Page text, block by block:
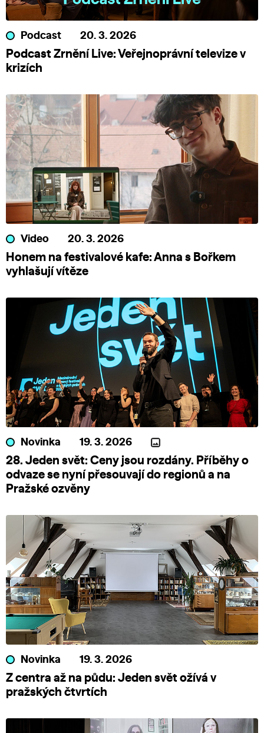
Podcast 20. 3. 2026
Podcast Zrnění Live: Veřejnoprávní televize v
krizích
Video 20. 3. 2026
Honem na festivalové kafe: Anna s Bořkem
vyhlašují vítěze
Novinka 19. 3. 2026
28. Jeden svět: Ceny jsou rozdány. Příběhy o
odvaze se nyní přesouvají do regionů a na
Pražské ozvěny
Novinka 19. 3. 2026
Z centra až na půdu: Jeden svět ožívá v
pražských čtvrtích